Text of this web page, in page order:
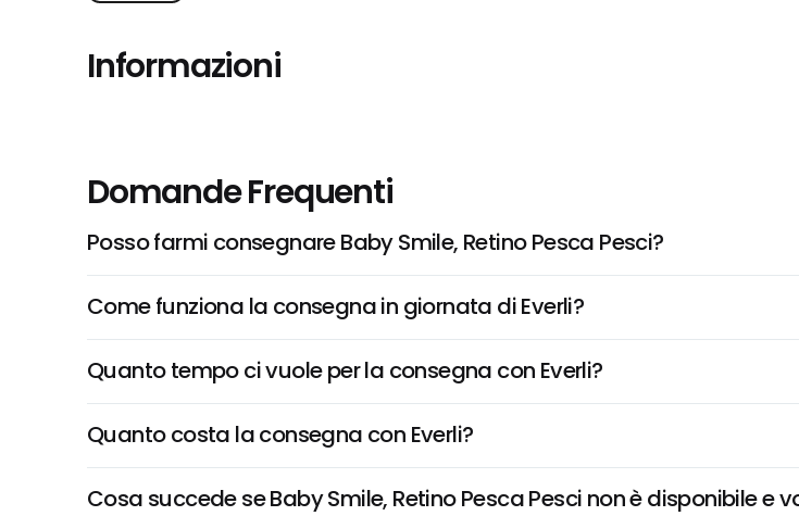
Informazioni
Domande Frequenti
Posso farmi consegnare Baby Smile, Retino Pesca Pesci?
Come funziona la consegna in giornata di Everli?
Quanto tempo ci vuole per la consegna con Everli?
Quanto costa la consegna con Everli?
Cosa succede se Baby Smile, Retino Pesca Pesci non è disponibile e